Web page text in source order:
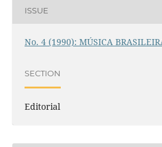
ISSUE
No. 4 (1990): MÚSICA
SECTION
Editorial